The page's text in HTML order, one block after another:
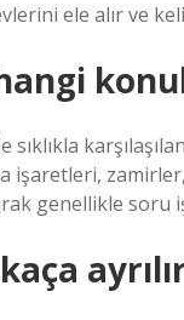
ele alır ve
sıklıkla
işaretleri,
genellikle soru